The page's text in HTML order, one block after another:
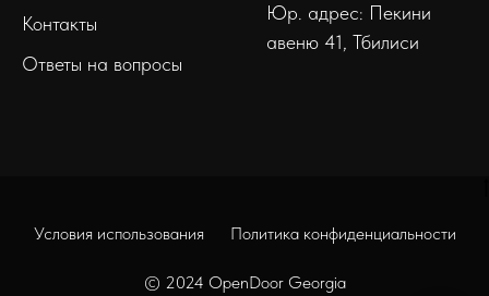
Контакты
Ответы на вопросы
Юр. адрес: Пекини
авеню 41, Тбилиси
Условия использования Политика конфиденциальности
© 2024 OpenDoor Georgia